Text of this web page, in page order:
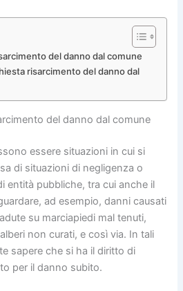
del danno dal comune
risarcimento del danno dal
del danno dal comune
essere situazioni in cui si
di situazioni di negligenza o
entità pubbliche, tra cui anche il
ad esempio, danni causati
su marciapiedi mal tenuti,
non curati, e così via. In tali
sapere che si ha il diritto di
per il danno subito.